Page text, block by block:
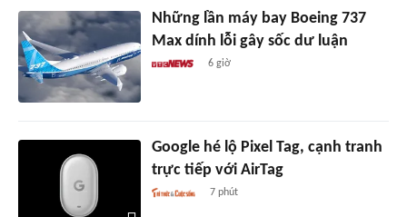
Những lần máy bay Boeing 737
Max dính lỗi gây sốc dư luận
6 giờ
Google hé lộ Pixel Tag, cạnh tranh
trực tiếp với AirTag
7 phút